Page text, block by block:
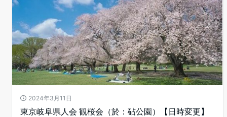
2024年3月11日
東京岐阜県人会 観桜会（於：砧公園）【日時変更】